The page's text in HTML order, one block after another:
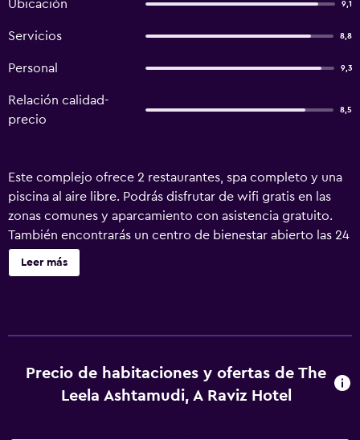
Ubicación 9,1
Servicios 8,8
Personal 9,3
Relación calidad-
precio
8,5
Este complejo ofrece 2 restaurantes, spa completo y una
piscina al aire libre. Podrás disfrutar de wifi gratis en las
zonas comunes y aparcamiento con asistencia gratuito.
También encontrarás un centro de bienestar abierto las 24
horas, un bar o lounge y un bar-cafetería. The Leela
Ashtamudi, A Raviz Hotel ofrece 93 alojamientos con
personal gratuitos. Los huéspedes pueden navegar por la
web gracias a nuestro acceso a Internet wifi gratis
Leer más
Precio de habitaciones y ofertas de The
Leela Ashtamudi, A Raviz Hotel